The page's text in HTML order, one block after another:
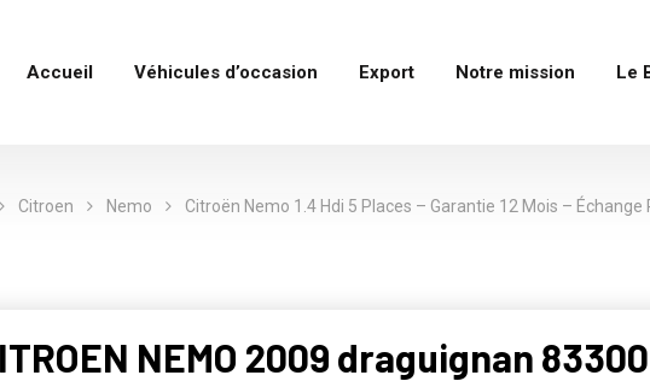
Accueil Véhicules d’occasion Export Notre mission Le
Citroen Nemo Citroën Nemo 1.4 Hdi 5 Places – Garantie 12 Mois – Échange
NEMO 2009 draguignan